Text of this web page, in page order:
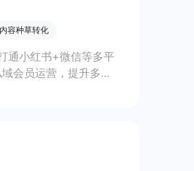
内容种草转化
通小红书+微信等多平
会员运营，提升多渠